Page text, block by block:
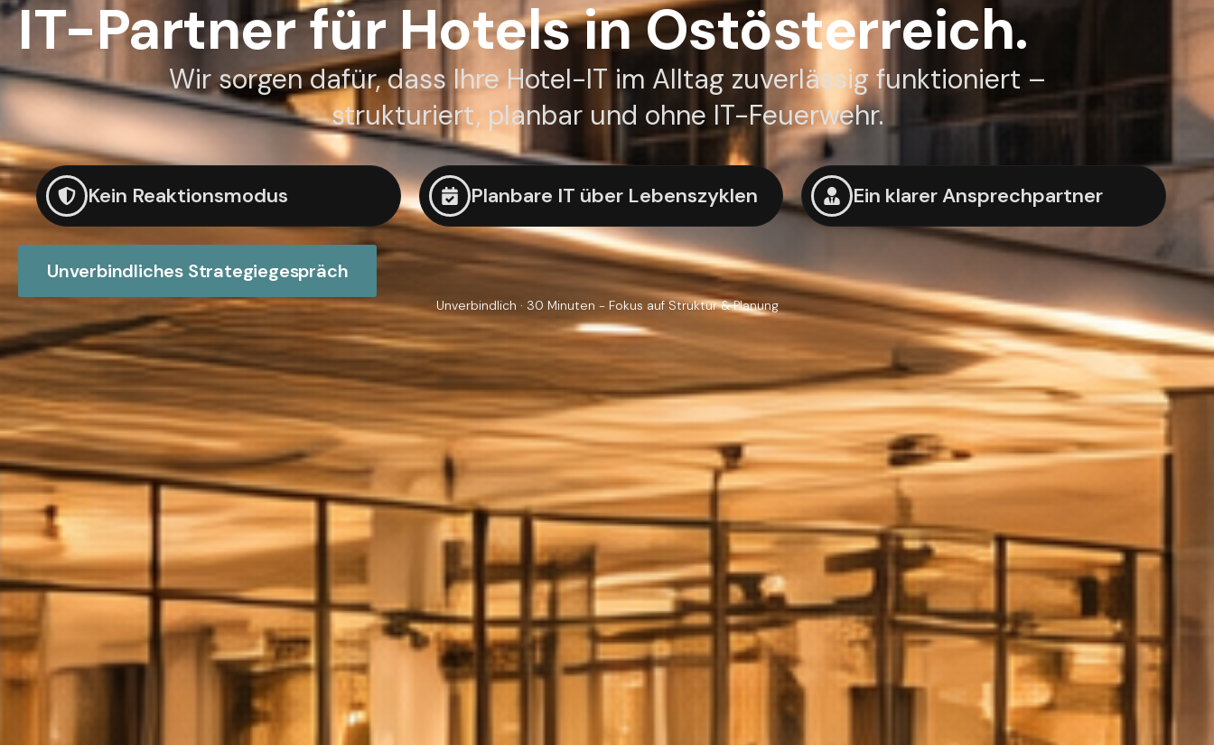
IT-Partner für Hotels in Ostösterreich.
Wir sorgen dafür, dass Ihre Hotel-IT im Alltag zuverlässig funktioniert –
strukturiert, planbar und ohne IT-Feuerwehr.
Kein Reaktionsmodus Planbare IT über Lebenszyklen Ein klarer Ansprechpartner
Unverbindliches Strategiegespräch
Unverbindlich · 30 Minuten - Fokus auf Struktur & Planung